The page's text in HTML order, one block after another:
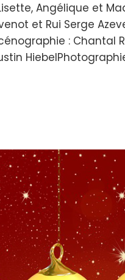
Angélique et
et Rui Serge
: Chantal